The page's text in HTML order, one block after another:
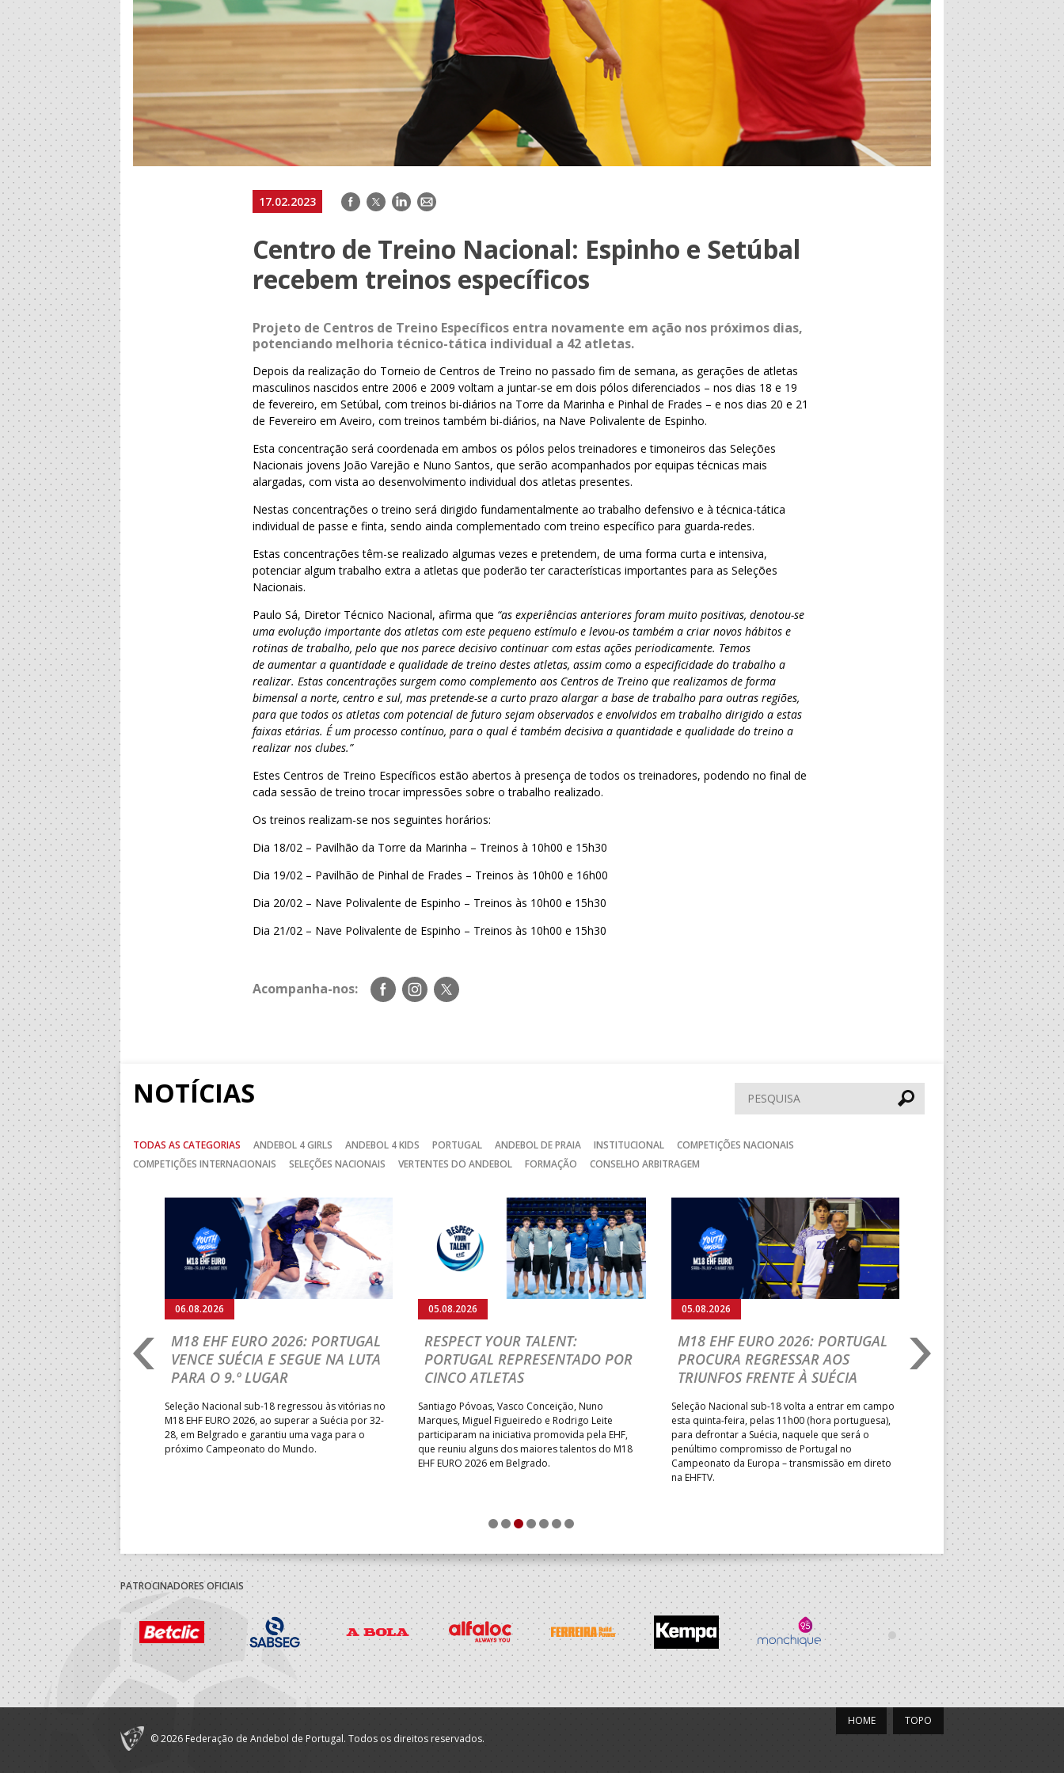
17.02.2023 Facebook
TwitterLinkedIn
E-
Centro de Treino Nacional: Espinho e Setúbal
recebem treinos específicos
Projeto de Centros de Treino Específicos entra novamente em ação nos próximos dias,
potenciando melhoria técnico-tática individual a 42 atletas.
Depois da realização do Torneio de Centros de Treino no passado fim de semana, as gerações de atletas
masculinos nascidos entre 2006 e 2009 voltam a juntar-se em dois pólos diferenciados – nos dias 18 e 19
de fevereiro, em Setúbal, com treinos bi-diários na Torre da Marinha e Pinhal de Frades – e nos dias 20 e 21
de Fevereiro em Aveiro, com treinos também bi-diários, na Nave Polivalente de Espinho.
Esta concentração será coordenada em ambos os pólos pelos treinadores e timoneiros das Seleções
Nacionais jovens João Varejão e Nuno Santos, que serão acompanhados por equipas técnicas mais
alargadas, com vista ao desenvolvimento individual dos atletas presentes.
Nestas concentrações o treino será dirigido fundamentalmente ao trabalho defensivo e à técnica-tática
individual de passe e finta, sendo ainda complementado com treino específico para guarda-redes.
Estas concentrações têm-se realizado algumas vezes e pretendem, de uma forma curta e intensiva,
potenciar algum trabalho extra a atletas que poderão ter características importantes para as Seleções
Nacionais.
Paulo Sá, Diretor Técnico Nacional, afirma que “as experiências anteriores foram muito positivas, denotou-se
uma evolução importante dos atletas com este pequeno estímulo e levou-os também a criar novos hábitos e
rotinas de trabalho, pelo que nos parece decisivo continuar com estas ações periodicamente. Temos
de aumentar a quantidade e qualidade de treino destes atletas, assim como a especificidade do trabalho a
realizar. Estas concentrações surgem como complemento aos Centros de Treino que realizamos de forma
bimensal a norte, centro e sul, mas pretende-se a curto prazo alargar a base de trabalho para outras regiões,
para que todos os atletas com potencial de futuro sejam observados e envolvidos em trabalho dirigido a estas
faixas etárias. É um processo contínuo, para o qual é também decisiva a quantidade e qualidade do treino a
realizar nos clubes.”
Estes Centros de Treino Específicos estão abertos à presença de todos os treinadores, podendo no final de
cada sessão de treino trocar impressões sobre o trabalho realizado.
Os treinos realizam-se nos seguintes horários:
Dia 18/02 – Pavilhão da Torre da Marinha – Treinos à 10h00 e 15h30
Dia 19/02 – Pavilhão de Pinhal de Frades – Treinos às 10h00 e 16h00
Dia 20/02 – Nave Polivalente de Espinho – Treinos às 10h00 e 15h30
Dia 21/02 – Nave Polivalente de Espinho – Treinos às 10h00 e 15h30
Acompanha-nos:
Siga-
nos
Siga-
nos
Siga-
nos
NOTÍCIAS Pesquisar
TODAS AS CATEGORIAS ANDEBOL 4 GIRLS ANDEBOL 4 KIDS PORTUGAL ANDEBOL DE PRAIA INSTITUCIONAL
COMPETIÇÕES NACIONAIS
COMPETIÇÕES INTERNACIONAIS
SELEÇÕES NACIONAIS VERTENTES DO ANDEBOL FORMAÇÃO CONSELHO ARBITRAGEM
CHAMPIONSHIP:
PARA A EQUIPA
o Brasil, em Ramnicu
apuramento dos lugares 17
confortável das jogadoras
06.08.2026
M18 EHF EURO 2026: PORTUGAL
VENCE SUÉCIA E SEGUE NA LUTA
PARA O 9.º LUGAR
Seleção Nacional sub-18 regressou às vitórias no
M18 EHF EURO 2026, ao superar a Suécia por 32-
28, em Belgrado e garantiu uma vaga para o
próximo Campeonato do Mundo.
05.08.2026
RESPECT YOUR TALENT:
PORTUGAL REPRESENTADO POR
CINCO ATLETAS
Santiago Póvoas, Vasco Conceição, Nuno
Marques, Miguel Figueiredo e Rodrigo Leite
participaram na iniciativa promovida pela EHF,
que reuniu alguns dos maiores talentos do M18
EHF EURO 2026 em Belgrado.
05.08.2026
M18 EHF EURO 2026: PORTUGAL
PROCURA REGRESSAR AOS
TRIUNFOS FRENTE À SUÉCIA
Seleção Nacional sub-18 volta a entrar em campo
esta quinta-feira, pelas 11h00 (hora portuguesa),
para defrontar a Suécia, naquele que será o
penúltimo compromisso de Portugal no
Campeonato da Europa – transmissão em direto
na EHFTV.
05.08.2026
IHF W18 WORLD
BRASIL É O
ADVERSÁRIO DA
ELIMINAR DA
Depois do primeiro lugar na
President’s Cup, Portugal
Brasil, esta quinta-feira, no
Jogos de Apuramento entre o
Campeonato do Mundo sub-
Seguinte
1 2 3 4 5 6 7
PATROCINADORES OFICIAIS
TOPO
HOME
© 2026 Federação de Andebol de Portugal. Todos os direitos reservados.